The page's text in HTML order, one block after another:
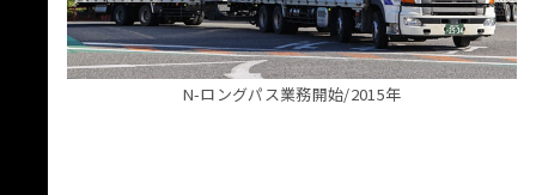
N-ロングパス業務開始/2015年